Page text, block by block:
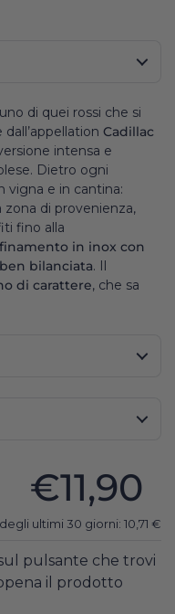
di quei rossi che si
Cadillac
intensa e
Dietro ogni
vigna e in cantina:
di provenienza,
fino alla
in inox con
bilanciata. Il
di carattere, che sa
€11,90
ultimi 30 giorni: 10,71 €
pulsante che trovi
il prodotto